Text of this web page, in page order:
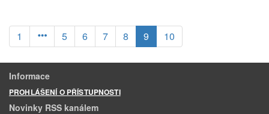
1 5 6 7 8 9 (aktuální)
10
Informace
PROHLÁŠENÍ O PŘÍSTUPNOSTI
Novinky RSS kanálem